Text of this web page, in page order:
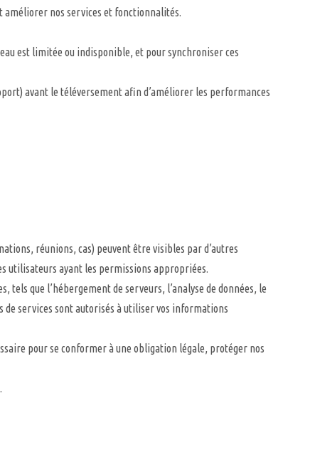
améliorer nos services et fonctionnalités.
est limitée ou indisponible, et pour synchroniser ces
avant le téléversement afin d’améliorer les performances
réunions, cas) peuvent être visibles par d’autres
utilisateurs ayant les permissions appropriées.
que l’hébergement de serveurs, l’analyse de données, le
services sont autorisés à utiliser vos informations
pour se conformer à une obligation légale, protéger nos